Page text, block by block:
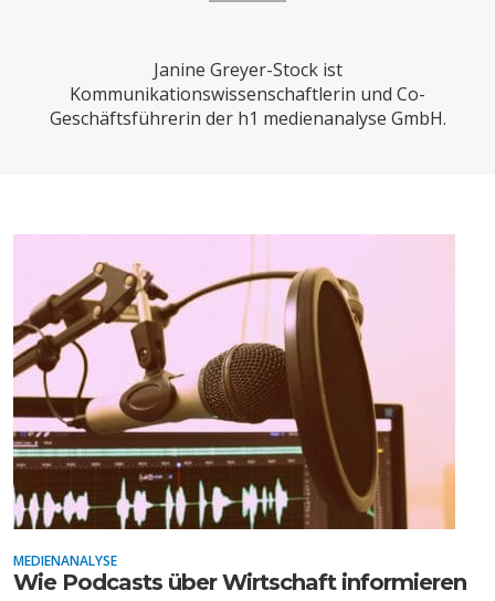
SUCHE
ABO/LOGIN
ECONOMISTS FOR FUTURE
DEUTSCHLAND
Janine Greyer-Stock ist
Kommunikationswissenschaftlerin und Co-
Geschäftsführerin der h1 medienanalyse GmbH.
MEDIENANALYSE
Wie Podcasts über Wirtschaft informieren